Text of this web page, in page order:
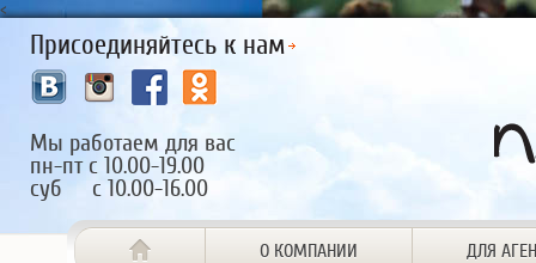
<
Присоединяйтесь к нам
Мы работаем для вас
пн-пт с 10.00-19.00
суб с 10.00-16.00
О КОМПАНИИ ДЛЯ